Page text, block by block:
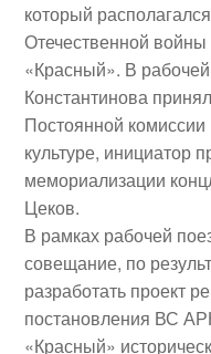
который
Отечественной
«Красный». В
Константинова
Постоянной
культуре, инициатор
мемориализации
Цеков.
В рамках рабочей
совещание, по
разработать проект
постановления ВС
«Красный»